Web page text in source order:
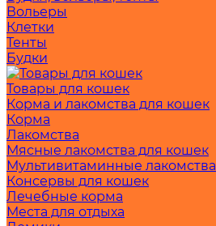
Вольеры
Клетки
Тенты
Будки
Товары для кошек
Корма и лакомства для кошек
Корма
Лакомства
Мясные лакомства для кошек
Мультивитаминные лакомства
Консервы для кошек
Лечебные корма
Места для отдыха